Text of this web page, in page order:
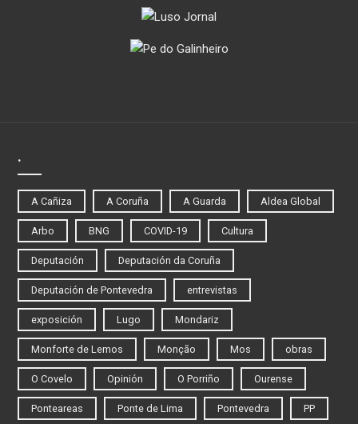
.
A Cañiza A Coruña A Guarda Aldea Global
Arbo BNG COVID-19 Cultura
Deputación Deputación da Coruña
Deputación de Pontevedra entrevistas
exposición Lugo Mondariz
Monforte de Lemos Monção Mos obras
O Covelo Opinión O Porriño Ourense
Ponteareas Ponte de Lima Pontevedra PP